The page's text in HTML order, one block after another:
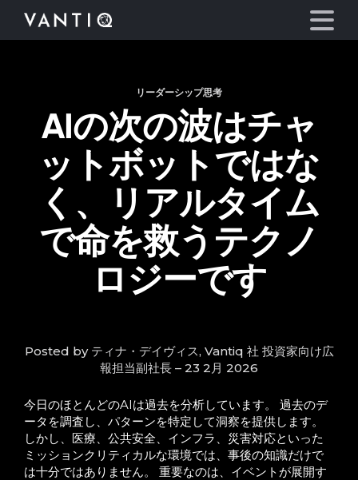
プラットフォーム
事業内容
パートナーシップ
お役立ち情報
リーダーシップ思考
AIの次の波はチャ
ットボットではな
く、リアルタイム
で命を救うテクノ
ロジーです
Posted by ティナ・デイヴィス, Vantiq 社 投資家向け広
報担当副社長 – 23 2月 2026
今日のほとんどのAIは過去を分析しています。 過去のデ
ータを調査し、パターンを特定して洞察を提供します。
しかし、医療、公共安全、インフラ、災害対応といった
ミッションクリティカルな環境では、事後の知識だけで
は十分ではありません。 重要なのは、イベントが展開す